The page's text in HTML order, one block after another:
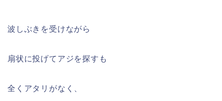
波しぶきを受けながら
扇状に投げてアジを探すも
全くアタリがなく、